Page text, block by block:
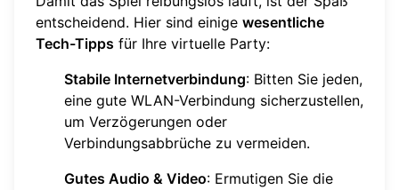
entscheidend. Hier sind einige wesentliche
Tech-Tipps für Ihre virtuelle Party:
Stabile Internetverbindung: Bitten Sie jeden,
eine gute WLAN-Verbindung sicherzustellen,
um Verzögerungen oder
Verbindungsabbrüche zu vermeiden.
Gutes Audio & Video: Ermutigen Sie die